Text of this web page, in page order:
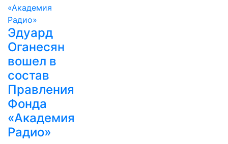
Эдуард
Оганесян
вошел в
состав
Правления
Фонда
«Академия
Радио»